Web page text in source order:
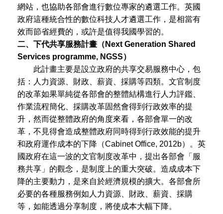
網站，也協助各部會進行數位專家的遴選工作。英國
政府這種統合性的數位科技人才遴選工作，是相當有
效而節省經費的，或許是值得我國學習的。
二、下代共享服務計畫（Next Generation Shared
Services programme, NGSS）
此計畫主要是設立政府的共享交易服務中心，包
括：人力資源、財政、薪資、採購等四類。文官制度
的改革如果單純從各部會的整體結構進行人力評鑑、
作業流程簡化、採購改革固然會得到行政效率的提
升，然而從整體政府的角度來看，各部會單一的改
革，不見得會造成整體政府同時得到行政效能的提升
和政府運作成本的下降（Cabinet Office, 2012b）。英
國政府在這一波的文官制度改革中，提出各部會「服
務共享」的觀念，是制度上的重大突破。造成成本下
降的主要動力，是來自於經濟規模的擴大。各部會所
必要的各種服務例如人力資源、財政、薪資、採購
等，如能透過分享制度，將使成本大幅下降。